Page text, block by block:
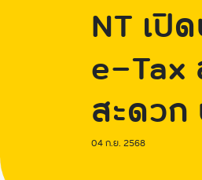
NT เปิ
e-Tax
สะดวก
โจทย์ไ
04 ก.ย. 2568